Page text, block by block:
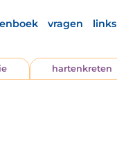
vragen links
hartenkreten